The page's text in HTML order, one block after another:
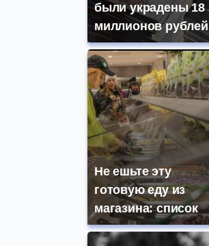
были украдены 18
миллионов рублей
Не ешьте эту
готовую еду из
магазина: список